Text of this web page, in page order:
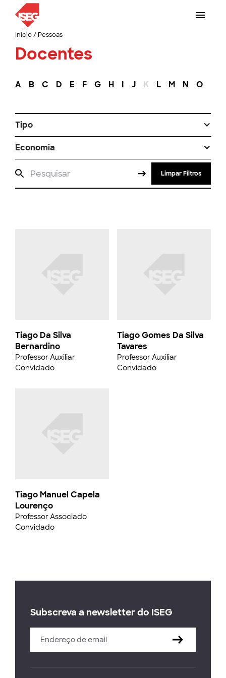
Início/ Pessoas
Docentes
A B C D E F G H I J K L M N O
Tipo
Economia
Limpar Filtros
Tiago Da Silva
Bernardino
Professor Auxiliar
Convidado
Tiago Manuel Capela
Lourenço
Professor Associado
Convidado
Tiago Gomes Da Silva
Tavares
Professor Auxiliar
Convidado
Subscreva a newsletter do ISEG